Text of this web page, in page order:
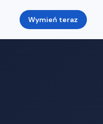
Wymień teraz